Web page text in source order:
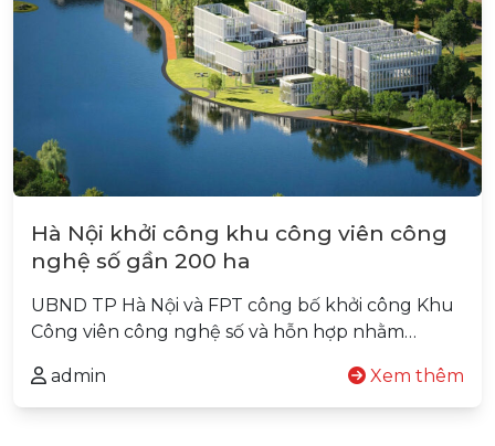
Hà Nội khởi công khu công viên công
nghệ số gần 200 ha
UBND TP Hà Nội và FPT công bố khởi công Khu
Công viên công nghệ số và hỗn hợp nhằm…
admin Xem thêm